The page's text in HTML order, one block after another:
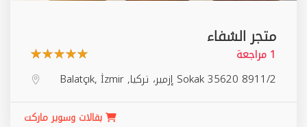
متجر الشفاء
1 مراجعة
8911/2 Sokak 35620 ‏إزمير‏، ‏تركيا‏,
Balatçık, İzmir
بقالات وسوبر ماركت